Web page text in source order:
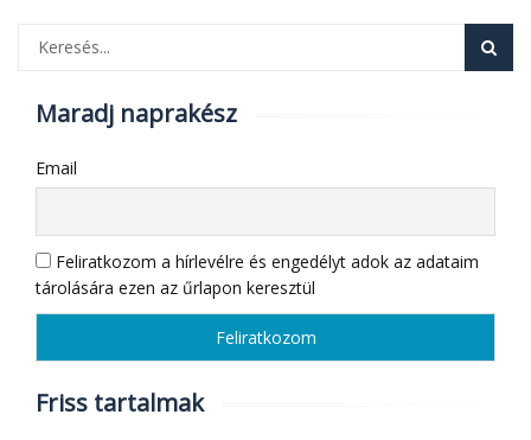
Maradj naprakész
Email
Feliratkozom a hírlevélre és engedélyt adok az adataim
tárolására ezen az űrlapon keresztül
Friss tartalmak